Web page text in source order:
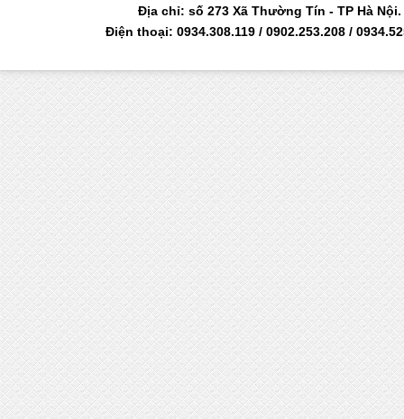
Địa chỉ: số 273 Xã Thường Tín - TP Hà
Điện thoại: 0934.308.119 / 0902.253.208 /